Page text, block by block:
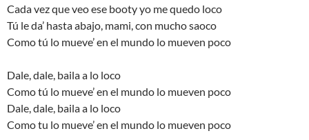
Cada vez que veo ese booty yo me quedo loco
Tú le da’ hasta abajo, mami, con mucho saoco
Como tú lo mueve’ en el mundo lo mueven poco
Dale, dale, baila a lo loco
Como tú lo mueve’ en el mundo lo mueven poco
Dale, dale, baila a lo loco
Como tu lo mueve’ en el mundo lo mueven poco